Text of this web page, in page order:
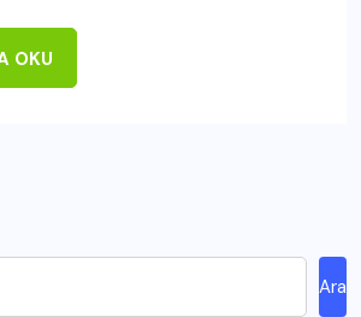
OKU
Ara